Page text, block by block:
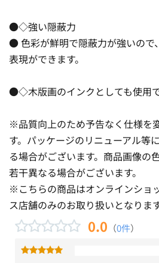
●◇強い隠蔽力
● 色彩が鮮明で隠蔽力が強いので
表現ができます。
●◇木版画のインクとしても使用で
※品質向上のため予告なく仕様を
す。パッケージのリニューアル等
る場合がございます。商品画像の
若干異なる場合がございます。
※こちらの商品はオンラインショ
ス店舗のみのお取り扱いとなります
0.0 （0件）